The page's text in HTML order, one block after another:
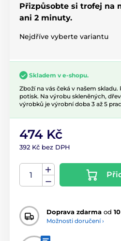
Přizpůsobte si trofej na
ani 2 minuty.
Nejdříve vyberte variantu
Skladem v e-shopu.
Zboží na vás čeká v našem
potisk. Na výrobu skleněných,
výrobků je výrobní doba 3 až 5
474 Kč
392 Kč bez DPH
Doprava zdarma od
Možnosti doručení ›